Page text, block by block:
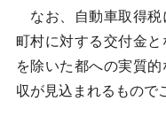
なお、自動車取得税
町村に対する交付金
を除いた都への実質
収が見込まれるもので